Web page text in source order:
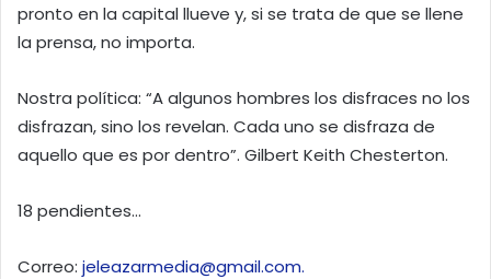
pronto en la capital llueve y, si se trata de que se llene
la prensa, no importa.
Nostra política: “A algunos hombres los disfraces no los
disfrazan, sino los revelan. Cada uno se disfraza de
aquello que es por dentro”. Gilbert Keith Chesterton.
18 pendientes…
Correo: jeleazarmedia@gmail.com.